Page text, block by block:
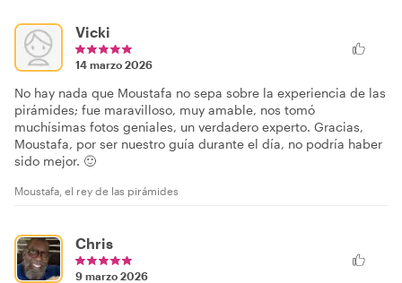
Vicki
14 marzo 2026
No hay nada que Moustafa no sepa sobre la experiencia de las
pirámides; fue maravilloso, muy amable, nos tomó
muchísimas fotos geniales, un verdadero experto. Gracias,
Moustafa, por ser nuestro guía durante el día, no podría haber
sido mejor. 🙂
Moustafa, el rey de las pirámides
Chris
9 marzo 2026